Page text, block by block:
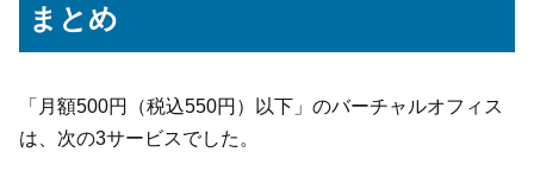
まとめ
「月額500円（税込550円）以下」のバーチャルオフィス
は、次の3サービスでした。